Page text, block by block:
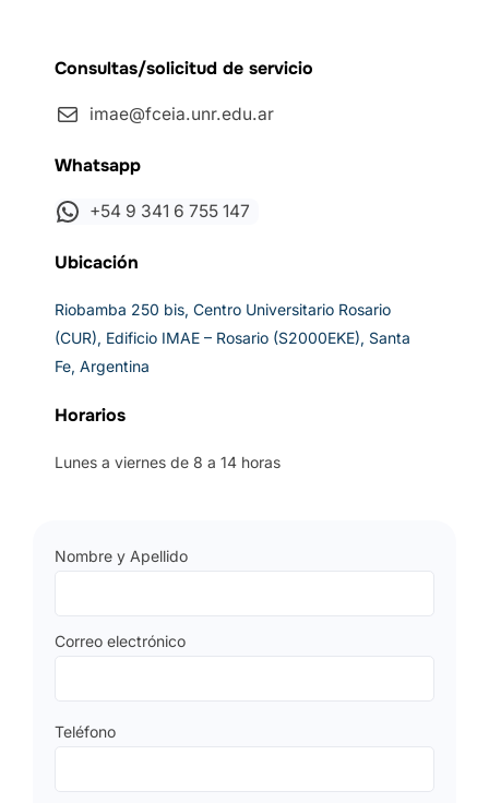
Consultas/solicitud de servicio
imae@fceia.unr.edu.ar
Whatsapp
+54 9 341 6 755 147
Ubicación
Riobamba 250 bis, Centro Universitario Rosario
(CUR), Edificio IMAE – Rosario (S2000EKE), Santa
Fe, Argentina
Horarios
Lunes a viernes de 8 a 14 horas
Nombre y Apellido
Correo electrónico
Teléfono